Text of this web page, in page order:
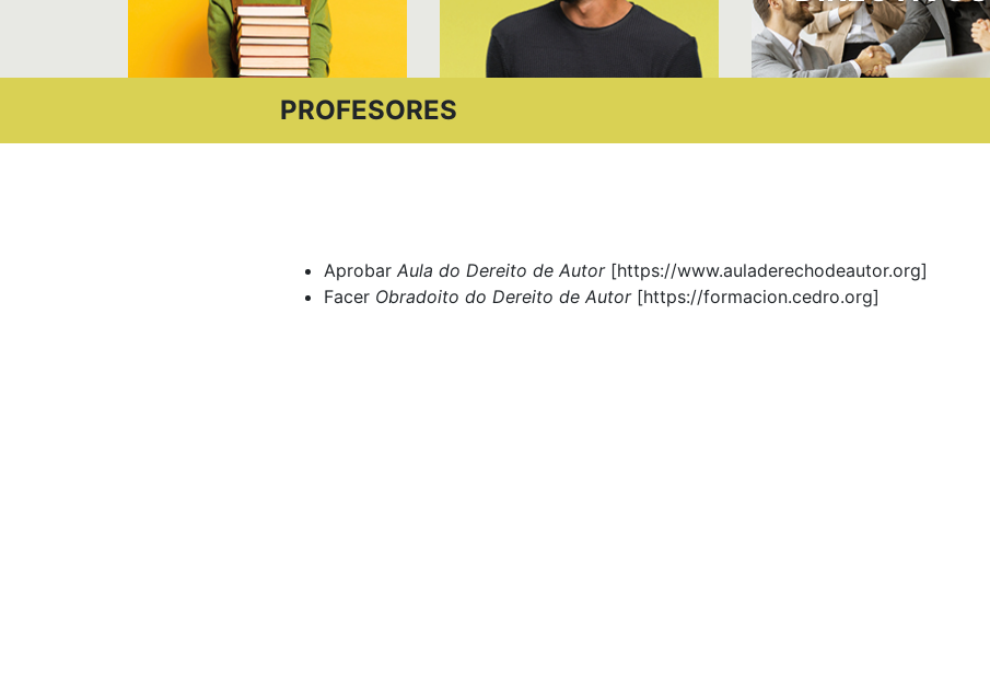
PROFESORES
Aprobar Aula do Dereito de Autor [https://www.auladerechodeautor.org]
Facer Obradoito do Dereito de Autor [https://formacion.cedro.org]